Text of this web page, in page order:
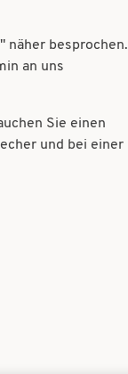
" näher besprochen.
an uns
Sie einen
und bei einer